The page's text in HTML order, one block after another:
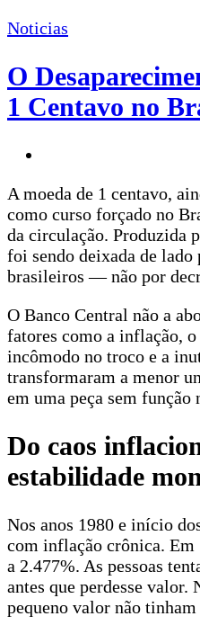
Noticias
O
1 Centavo no
A moeda de 1 centavo,
como curso forçado no
da circulação. Produzida
foi sendo deixada de lado
brasileiros — não por
O Banco Central não a
fatores como a inflação,
incômodo no troco e a
transformaram a menor
em uma peça sem função
Do caos
estabilidade
Nos anos 1980 e início
com inflação crônica. Em
a 2.477%. As pessoas
antes que perdesse valor.
pequeno valor não